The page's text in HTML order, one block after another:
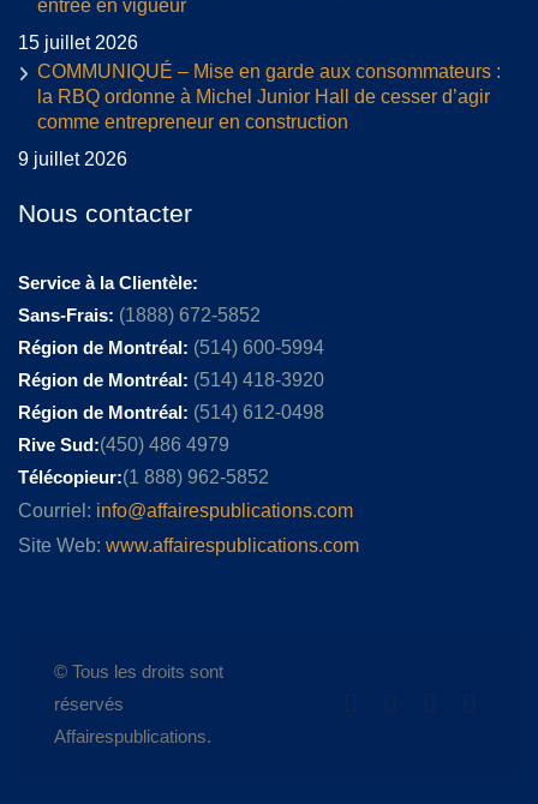
entrée en vigueur
15 juillet 2026
COMMUNIQUÉ – Mise en garde aux consommateurs :
la RBQ ordonne à Michel Junior Hall de cesser d’agir
comme entrepreneur en construction
9 juillet 2026
Nous contacter
Service à la Clientèle:
Sans-Frais: (1888) 672-5852
Région de Montréal: (514) 600-5994
Région de Montréal: (514) 418-3920
Région de Montréal: (514) 612-0498
Rive Sud:(450) 486 4979
Télécopieur:(1 888) 962-5852
Courriel: info@affairespublications.com
Site Web: www.affairespublications.com
© Tous les droits sont
réservés
Affairespublications.